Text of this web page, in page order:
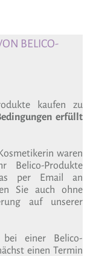
BELICO-
kaufen zu
erfüllt
waren
Belico-Produkte
per Email an
Sie auch ohne
auf unserer
einer Belico-
einen Termin